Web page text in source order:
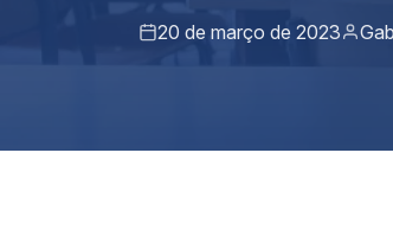
20 de março de 2023